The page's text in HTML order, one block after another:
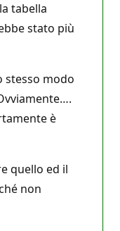
tabella
stato più
stesso modo
è
quello ed il
non